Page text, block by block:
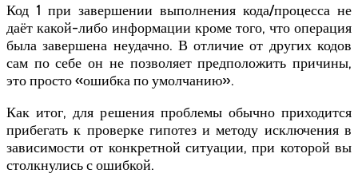
Код 1 при завершении выполнения кода/процесса не
даёт какой-либо информации кроме того, что операция
была завершена неудачно. В отличие от других кодов
сам по себе он не позволяет предположить причины,
это просто «ошибка по умолчанию».
Как итог, для решения проблемы обычно приходится
прибегать к проверке гипотез и методу исключения в
зависимости от конкретной ситуации, при которой вы
столкнулись с ошибкой.